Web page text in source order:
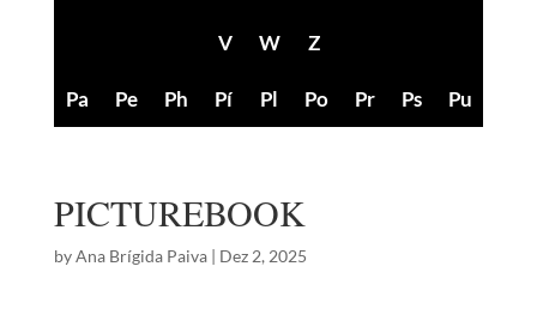
V W Z
Pa Pe Ph Pí Pl Po Pr Ps Pu
PICTUREBOOK
byAna Brígida Paiva| Dez 2, 2025